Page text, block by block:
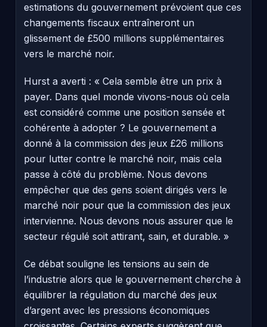
estimations du gouvernement prévoient que ces
changements fiscaux entraîneront un
glissement de £500 millions supplémentaires
vers le marché noir.
Hurst a averti : « Cela semble être un prix à
payer. Dans quel monde vivons-nous où cela
est considéré comme une position sensée et
cohérente à adopter ? Le gouvernement a
donné à la commission des jeux £26 millions
pour lutter contre le marché noir, mais cela
passe à côté du problème. Nous devons
empêcher que des gens soient dirigés vers le
marché noir pour que la commission des jeux
intervienne. Nous devons nous assurer que le
secteur régulé soit attirant, sain, et durable. »
Ce débat souligne les tensions au sein de
l’industrie alors que le gouvernement cherche à
équilibrer la régulation du marché des jeux
d’argent avec les pressions économiques